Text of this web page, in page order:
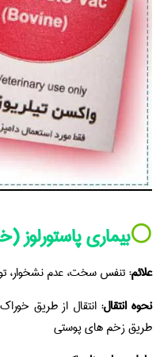
⚪️بیماری
علائم:تنفس سخت، عدم نشخوار،
نحوه انتقال: انتقال از طریق
طریق زخم های پوستی